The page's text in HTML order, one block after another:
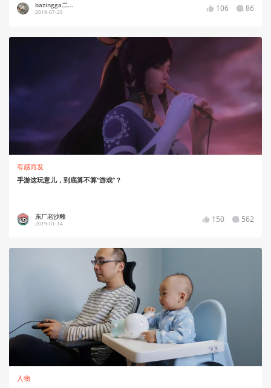
bazingga二...
2019-07-29 106 86
有感而发
手游这玩意儿，到底算不算“游戏”？
东厂老沙雕
2019-01-14 150 562
人物